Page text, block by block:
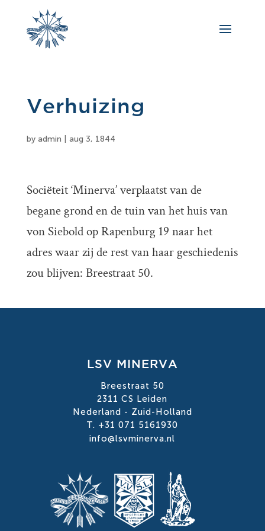
Verhuizing
by admin aug 3, 1844
Sociëteit ‘Minerva’ verplaatst van de
begane grond en de tuin van het huis van
von Siebold op Rapenburg 19 naar het
adres waar zij de rest van haar geschiedenis
zou blijven: Breestraat 50.
LSV MINERVA
Breestraat 50
2311 CS Leiden
Nederland - Zuid-Holland
T. +31 071 5161930
info@lsvminerva.nl